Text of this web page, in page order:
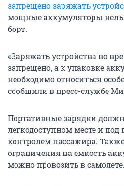
запрещено заряжать
мощные аккумуляторы
борт.
«Заряжать устройства во
запрещено, а к упаковке
необходимо относиться
сообщили в пресс-службе
Портативные зарядки
легкодоступном месте и
контролем пассажира.
ограничения на емкость
можно провозить в самолете.